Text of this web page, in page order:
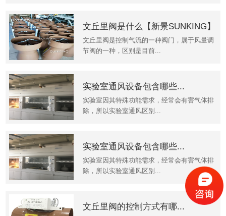
文丘里阀是什么【新景SUNKING】
文丘里阀是控制气流的一种阀门，属于风量调
节阀的一种，区别是目前...
实验室通风设备包含哪些...
实验室因其特殊功能需求，经常会有害气体排
除，所以实验室通风区别...
实验室通风设备包含哪些...
实验室因其特殊功能需求，经常会有害气体排
除，所以实验室通风区别...
文丘里阀的控制方式有哪...